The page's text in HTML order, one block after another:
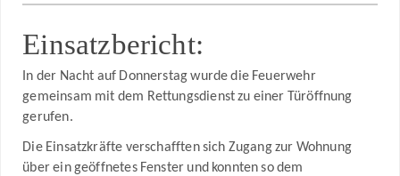
Einsatzbericht:
In der Nacht auf Donnerstag wurde die Feuerwehr
gemeinsam mit dem Rettungsdienst zu einer Türöffnung
gerufen.
Die Einsatzkräfte verschafften sich Zugang zur Wohnung
über ein geöffnetes Fenster und konnten so dem